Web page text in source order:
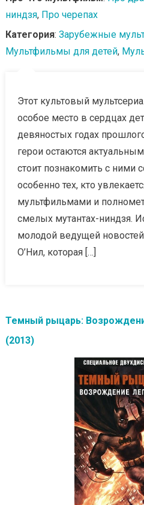
ниндзя, Про черепах
Категория: Зарубежные
Мультфильмы для детей,
Этот культовый
особое место в сердцах
девяностых годах
герои остаются
стоит познакомить с ними
особенно тех, кто
мультфильмами и
смелых мутантах-ниндзя.
молодой ведущей
О’Нил, которая […]
Темный рыцарь:
(2013)